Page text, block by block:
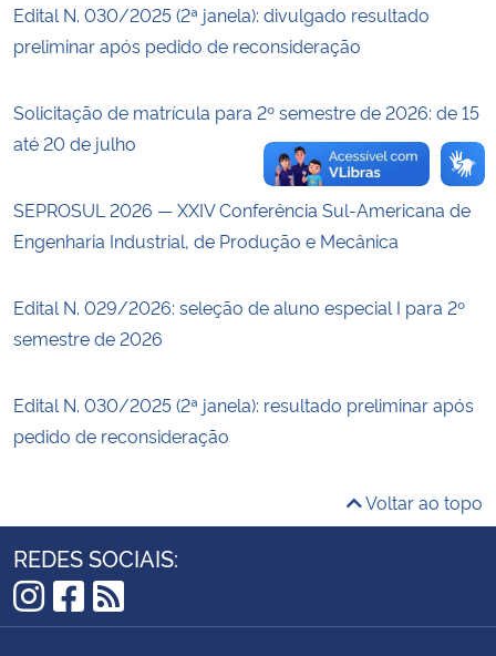
Gabinete de Segurança Institucional
Banco Central do Brasil
Planalto
Edital N. 030/2025 (2ª janela): divulgado resultado
preliminar após pedido de reconsideração
Solicitação de matrícula para 2º semestre de 2026: de 15
até 20 de julho
SEPROSUL 2026 — XXIV Conferência Sul-Americana de
Engenharia Industrial, de Produção e Mecânica
Edital N. 029/2026: seleção de aluno especial I para 2º
semestre de 2026
Edital N. 030/2025 (2ª janela): resultado preliminar após
pedido de reconsideração
Voltar ao topo
REDES SOCIAIS:
Instagram
Facebook
RSS